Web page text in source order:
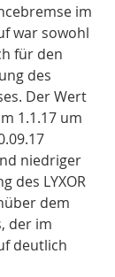
im
war sowohl
für den
des
Der Wert
1.1.17 um
niedriger
des LYXOR
dem
der im
deutlich